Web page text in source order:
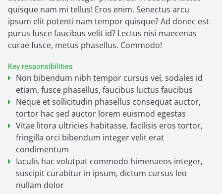
quisque nam mi tellus! Eros enim. Senectus arcu
ipsum elit potenti nam tempor quisque? Ad donec est
purus fusce faucibus velit id? Lectus nisi maecenas
curae fusce, metus phasellus. Commodo!
Key responsibilities
Non bibendum nibh tempor cursus vel, sodales id
etiam, fusce phasellus, faucibus luctus faucibus
Neque et sollicitudin phasellus consequat auctor,
tortor hac sed auctor lorem euismod egestas
Vitae litora ultricies habitasse, facilisis eros tortor,
fringilla orci bibendum integer velit erat
condimentum
Iaculis hac volutpat commodo himenaeos integer,
suscipit curabitur in ipsum, dictum cursus leo
nullam dolor